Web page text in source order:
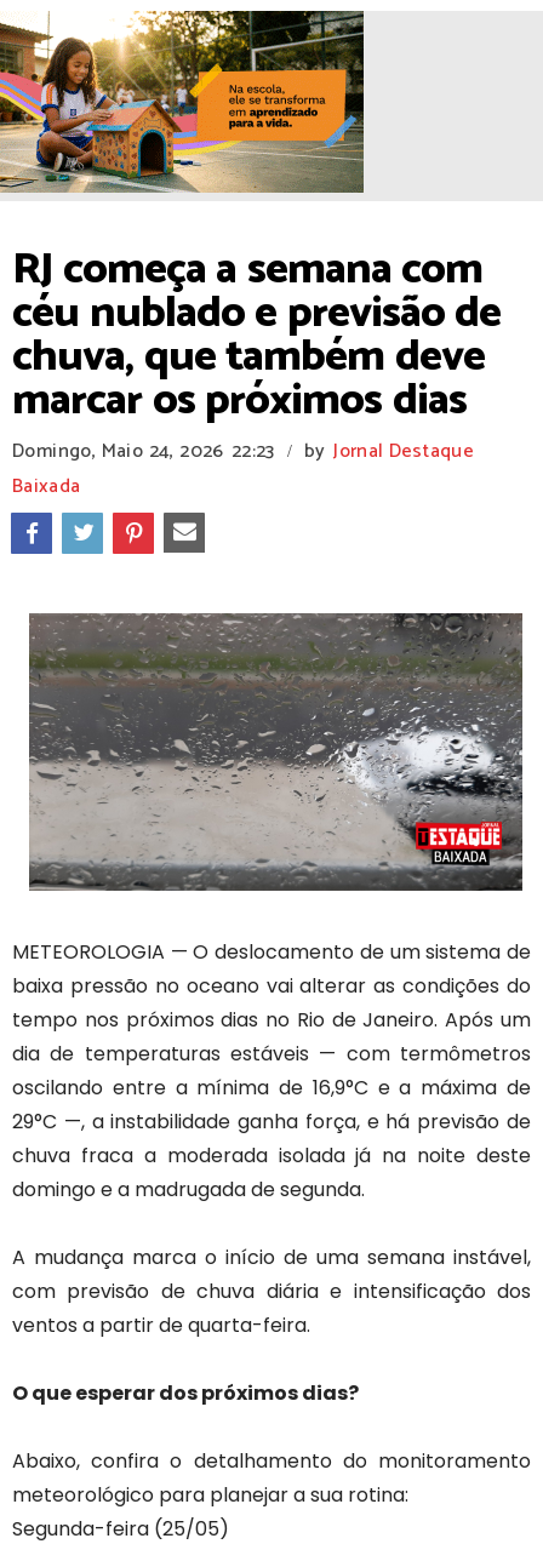
RJ começa a semana com
céu nublado e previsão de
chuva, que também deve
marcar os próximos dias
Domingo, Maio 24, 2026 22:23 / by Jornal Destaque
Baixada
METEOROLOGIA — O deslocamento de um sistema de
baixa pressão no oceano vai alterar as condições do
tempo nos próximos dias no Rio de Janeiro. Após um
dia de temperaturas estáveis — com termômetros
oscilando entre a mínima de 16,9°C e a máxima de
29°C —, a instabilidade ganha força, e há previsão de
chuva fraca a moderada isolada já na noite deste
domingo e a madrugada de segunda.
A mudança marca o início de uma semana instável,
com previsão de chuva diária e intensificação dos
ventos a partir de quarta-feira.
O que esperar dos próximos dias?
Abaixo, confira o detalhamento do monitoramento
meteorológico para planejar a sua rotina:
Segunda-feira (25/05)